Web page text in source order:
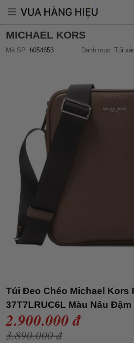
MICHAEL KORS
Mã SP: h054653 Danh mục: Túi
Túi Đeo Chéo Michael Kors
37T7LRUC6L Màu Nâu Đậm
2.900.000 đ
3.890.000 đ